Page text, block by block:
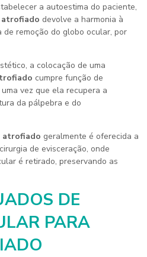
a autoestima do paciente,
devolve a harmonia à
remoção do globo ocular, por
a colocação de uma
cumpre função de
vez que ela recupera a
da pálpebra e do
atrofiado geralmente é oferecida a
de evisceração, onde
é retirado, preservando as
DE
PARA